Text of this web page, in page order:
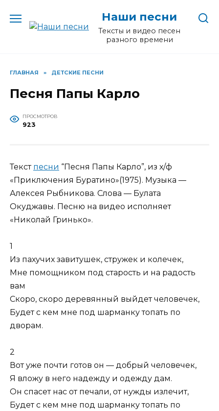
содержанию
Наши песни
Тексты и видео песен
разного времени
ГЛАВНАЯ » ДЕТСКИЕ ПЕСНИ
Песня Папы Карло
ПРОСМОТРОВ
923
Текст песни “Песня Папы Карло”, из х/ф
«Приключения Буратино»(1975). Музыка —
Алексея Рыбникова. Слова — Булата
Окуджавы. Песню на видео исполняет
«Николай Гринько».
1
Из пахучих завитушек, стружек и колечек,
Мне помощником под старость и на радость
вам
Скоро, скоро деревянный выйдет человечек,
Будет с кем мне под шарманку топать по
дворам.
2
Вот уже почти готов он — добрый человечек,
Я вложу в него надежду и одежду дам.
Он спасет нас от печали, от нужды излечит,
Будет с кем мне под шарманку топать по